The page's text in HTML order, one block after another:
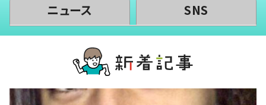
ニュース SNS